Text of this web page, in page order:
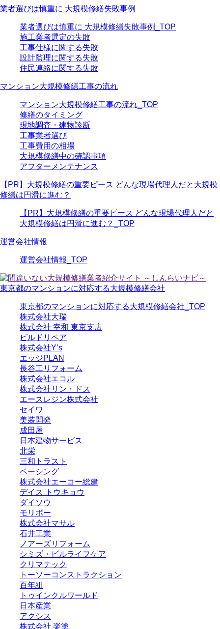
業者選びは慎重に 大規模修繕失敗事例
業者選びは慎重に 大規模修繕失敗事例_TOP
施工業者選定の失敗
工事仕様に関する失敗
設計監理に関する失敗
住民連絡に関する失敗
マンション大規模修繕工事の流れ
マンション大規模修繕工事の流れ_TOP
修繕のタイミング
現地調査・建物診断
工事業者選び
工事費用の相場
大規模修繕中の確認事項
アフターメンテナンス
【PR】大規模修繕の重要ピース どんな現場代理人だと大規模
修繕は円滑に進む？
【PR】大規模修繕の重要ピース どんな現場代理人だと
大規模修繕は円滑に進む？_TOP
運営会社情報
運営会社情報_TOP
東京都のマンションに対応する大規模修繕会社
東京都のマンションに対応する大規模修繕会社_TOP
株式会社大瑞
株式会社 幸和 東京支店
ビルドリペア
株式会社Y’s
エッジPLAN
長谷工リフォーム
株式会社エコル
株式会社リン・ドス
エースレジン株式会社
セイワ
美装開発
成田屋
日本建物サービス
北栄
三和トラスト
ベーシング
株式会社エーコー総建
デイス トウキョウ
ダイソウ
モリボー
株式会社マサル
石井工業
ノアーズリフォーム
シミズ・ビルライフケア
クリマテック
トーソーコンストラクション
百年組
トゥインクルワールド
日本産業
アクシス
株式会社 楽塗